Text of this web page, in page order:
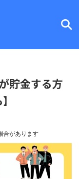
貯金する方
合があります